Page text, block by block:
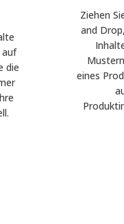
auf
die
Ziehen
and
eines